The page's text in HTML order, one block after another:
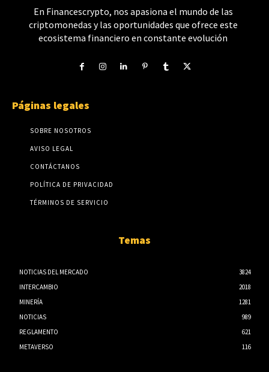
En Financescrypto, nos apasiona el mundo de las
criptomonedas y las oportunidades que ofrece este
ecosistema financiero en constante evolución
Páginas legales
SOBRE NOSOTROS
AVISO LEGAL
CONTÁCTANOS
POLÍTICA DE PRIVACIDAD
TÉRMINOS DE SERVICIO
Temas
NOTICIAS DEL MERCADO
3824
INTERCAMBIO
2018
MINERÍA
1281
NOTICIAS
989
REGLAMENTO
621
METAVERSO
116